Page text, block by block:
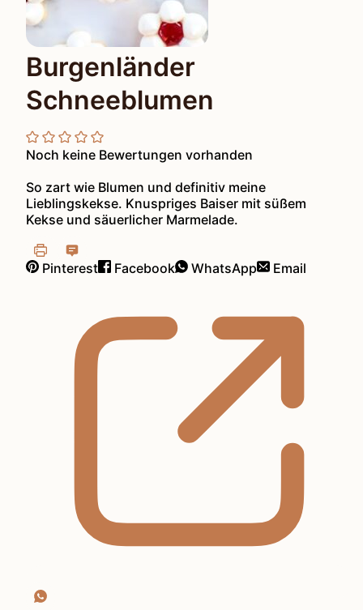
Burgenländer
Schneeblumen
Noch keine Bewertungen vorhanden
So zart wie Blumen und definitiv meine
Lieblingskekse. Knuspriges Baiser mit süßem
Kekse und säuerlicher Marmelade.
Pinterest Facebook WhatsApp Email